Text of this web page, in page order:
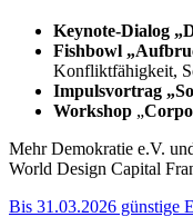
Keynote-Dialog
Fishbowl
Konfliktfähigkeit,
Impulsvortrag
Workshop „
Mehr Demokratie e.V.
World Design Capital
Bis 31.03.2026 günstige